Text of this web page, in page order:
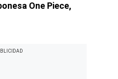
One Piece,